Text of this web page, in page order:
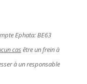
Ephata: BE63
cas être un frein à
à un responsable